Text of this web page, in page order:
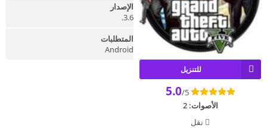
للتنزيل
5.0/5
الأصوات:2
نقل
الإصدار
3.6.
المتطلبات
Android